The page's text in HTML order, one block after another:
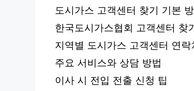
도시가스 고객센터 찾기 기본
한국도시가스협회 고객센터 찾
지역별 도시가스 고객센터 연락
주요 서비스와 상담 방법
이사 시 전입 전출 신청 팁